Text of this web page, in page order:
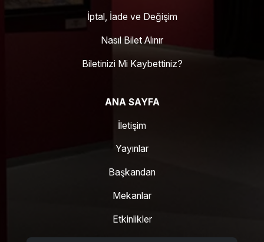
İptal, İade ve Değişim
Nasıl Bilet Alınır
Biletinizi Mi Kaybettiniz?
ANA SAYFA
İletişim
Yayınlar
Başkandan
Mekanlar
Etkinlikler